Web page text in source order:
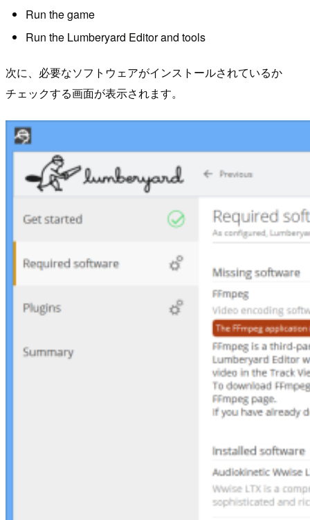
Run the game
Run the Lumberyard Editor and tools
次に、必要なソフトウェアがインストールされているか
チェックする画面が表示されます。